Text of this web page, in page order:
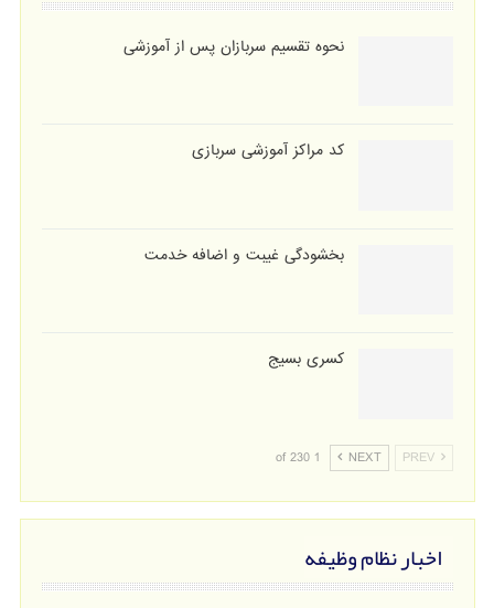
نحوه تقسیم سربازان پس از آموزشی
کد مراکز آموزشی سربازی
بخشودگی غیبت و اضافه خدمت
کسری بسیج
PREV
NEXT
1 of 230
اخبار نظام وظیفه